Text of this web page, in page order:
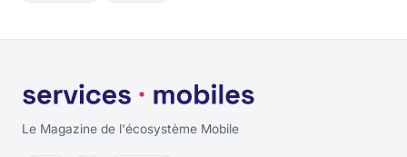
Le Magazine de l'écosystème Mobile